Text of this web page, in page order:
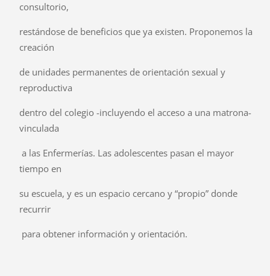
consultorio,
restándose de beneficios que ya existen. Proponemos la
creación
de unidades permanentes de orientación sexual y
reproductiva
dentro del colegio -incluyendo el acceso a una matrona-
vinculada
a las Enfermerías. Las adolescentes pasan el mayor
tiempo en
su escuela, y es un espacio cercano y “propio” donde
recurrir
para obtener información y orientación.